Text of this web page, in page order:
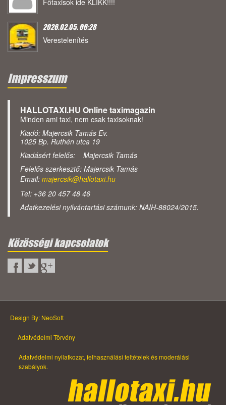
Főtaxisok ide KLIKK!!!!
2026.02.05. 06:28
Verestelenítés
Impresszum
HALLOTAXI.HU Online taximagazin
Minden ami taxi, nem csak taxisoknak!
Kiadó: Majercsik Tamás Ev.
1025 Bp. Ruthén utca 19
Kiadásért felelős: Majercsik Tamás
Felelős szerkesztő: Majercsik Tamás
Email: majercsik@hallotaxi.hu
Tel: +36 20 457 48 46
Adatkezelési nyilvántartási számunk: NAIH-88024/2015.
Közösségi kapcsolatok
Design By: NeoSoft
Adatvédelmi Törvény
Adatvédelmi nyilatkozat, felhasználási feltételek és moderálási
szabályok.